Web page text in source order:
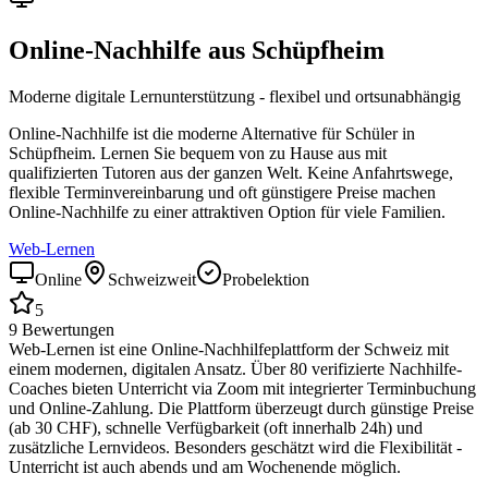
Online-Nachhilfe aus Schüpfheim
Moderne digitale Lernunterstützung - flexibel und ortsunabhängig
Online-Nachhilfe ist die moderne Alternative für Schüler in
Schüpfheim. Lernen Sie bequem von zu Hause aus mit
qualifizierten Tutoren aus der ganzen Welt. Keine Anfahrtswege,
flexible Terminvereinbarung und oft günstigere Preise machen
Online-Nachhilfe zu einer attraktiven Option für viele Familien.
Web-Lernen
Online
Schweizweit
Probelektion
5
9 Bewertungen
Web-Lernen ist eine Online-Nachhilfeplattform der Schweiz mit
einem modernen, digitalen Ansatz. Über 80 verifizierte Nachhilfe-
Coaches bieten Unterricht via Zoom mit integrierter Terminbuchung
und Online-Zahlung. Die Plattform überzeugt durch günstige Preise
(ab 30 CHF), schnelle Verfügbarkeit (oft innerhalb 24h) und
zusätzliche Lernvideos. Besonders geschätzt wird die Flexibilität -
Unterricht ist auch abends und am Wochenende möglich.